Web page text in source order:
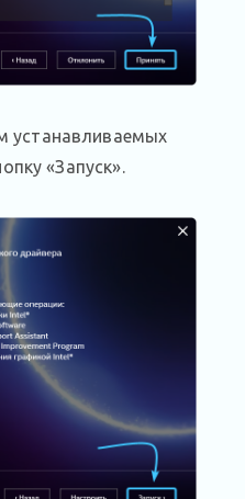
устанавливаемых
«Запуск».